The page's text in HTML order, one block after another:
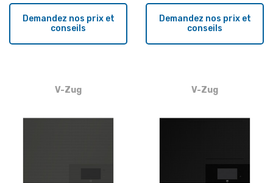
Demandez nos prix et
conseils
Demandez nos prix et
conseils
V-Zug V-Zug